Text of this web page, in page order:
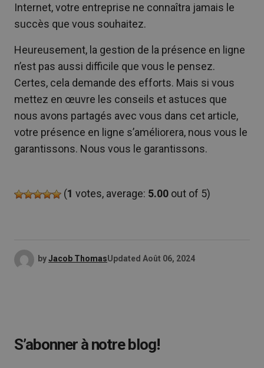
Internet, votre entreprise ne connaîtra jamais le
succès que vous souhaitez.
Heureusement, la gestion de la présence en ligne
n’est pas aussi difficile que vous le pensez.
Certes, cela demande des efforts. Mais si vous
mettez en œuvre les conseils et astuces que
nous avons partagés avec vous dans cet article,
votre présence en ligne s’améliorera, nous vous le
garantissons. Nous vous le garantissons.
(1 votes, average: 5.00 out of 5)
byJacob ThomasUpdated Août 06, 2024
S’abonner à notre blog!